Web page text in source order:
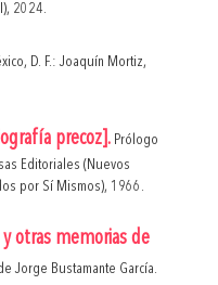
2024.
D. F.: Joaquín Mortiz,
precoz]. Prólogo
Editoriales (Nuevos
por Sí Mismos), 1966.
otras memorias de
Jorge Bustamante García.